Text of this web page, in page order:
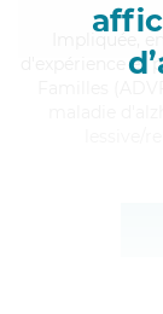
,
d'expérience et
lessive/